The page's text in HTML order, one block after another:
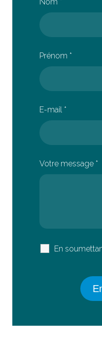
Prénom *
E-mail *
Votre message *
En